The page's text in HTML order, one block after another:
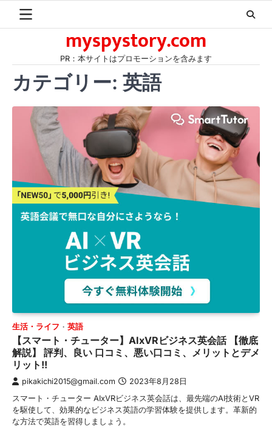
myspystory.com
PR：本サイトはプロモーションを含みます
カテゴリー: 英語
生活・ライフ 英語
【スマート・チューター】AIxVRビジネス英会話 【徹底
解説】 評判、良い 口コミ、悪い口コミ、メリットとデメ
リット!!
pikakichi2015@gmail.com 2023年8月28日
スマート・チューター AIxVRビジネス英会話は、最先端のAI技術とVR
を駆使して、効果的なビジネス英語の学習体験を提供します。革新的
な方法で英語を習得しましょう。